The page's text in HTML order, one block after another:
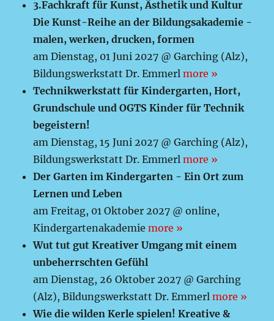
3.Fachkraft für Kunst, Ästhetik und Kultur
Die Kunst-Reihe an der Bildungsakademie -
malen, werken, drucken, formen
am Dienstag, 01 Juni 2027 @ Garching (Alz),
Bildungswerkstatt Dr. Emmerlmore »
Technikwerkstatt für Kindergarten, Hort,
Grundschule und OGTS Kinder für Technik
begeistern!
am Dienstag, 15 Juni 2027 @ Garching (Alz),
Bildungswerkstatt Dr. Emmerlmore »
Der Garten im Kindergarten - Ein Ort zum
Lernen und Leben
am Freitag, 01 Oktober 2027 @ online,
Kindergartenakademiemore »
Wut tut gut Kreativer Umgang mit einem
unbeherrschten Gefühl
am Dienstag, 26 Oktober 2027 @ Garching
(Alz), Bildungswerkstatt Dr. Emmerlmore »
Wie die wilden Kerle spielen! Kreative &